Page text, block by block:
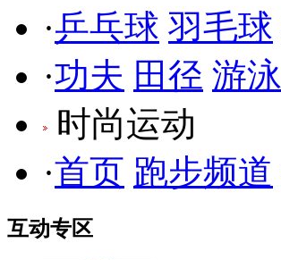
·乒乓球 羽毛球
·功夫 田径 游泳
时尚运动
·首页 跑步频道
互动专区